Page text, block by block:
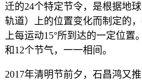
迁的24个特定节令，是根据地
轨道）上的位置变化而制定的
上每运动15°所到达的一定位
和12个节气，一一相间。
2017年清明节前夕，石昌鸿又